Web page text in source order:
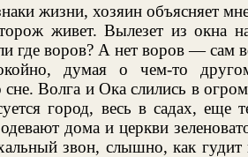
жизни, хозяин объясняет
живет. Вылезет из окна
где воров? А нет воров — сам
думая о чем-то
Волга и Ока слились в
город, весь в садах, еще
дома и церкви
звон, слышно, как